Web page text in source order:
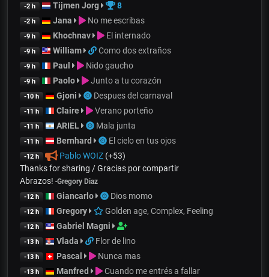
-2 h Tijmen Jorg 8
-2 h Jana No me escribas
-9 h Khochnav El internado
-9 h William Como dos extraños
-9 h Paul Nido gaucho
-9 h Paolo Junto a tu corazón
-10 h Gjoni Despues del carnaval
-11 h Claire Verano porteño
-11 h ARIEL Mala junta
-11 h Bernhard El cielo en tus ojos
-12 h Pablo WOIZ(+53)
Thanks for sharing / Gracias por compartir
Abrazos! -Gregory Diaz
-12 h Giancarlo Dios momo
-12 h Gregory Golden age, Complex, Feeling
-12 h Gabriel Magni
-13 h Vlada Flor de lino
-13 h Pascal Nunca mas
-13 h Manfred Cuando me entrés a fallar